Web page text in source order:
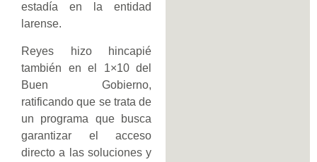
estadía en la entidad
larense.
Reyes hizo hincapié
también en el 1×10 del
Buen Gobierno,
ratificando que se trata de
un programa que busca
garantizar el acceso
directo a las soluciones y